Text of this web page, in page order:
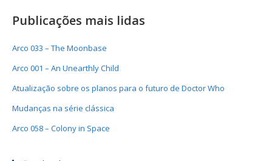
Publicações mais lidas
Arco 033 – The Moonbase
Arco 001 – An Unearthly Child
Atualização sobre os planos para o futuro de Doctor Who
Mudanças na série clássica
Arco 058 – Colony in Space